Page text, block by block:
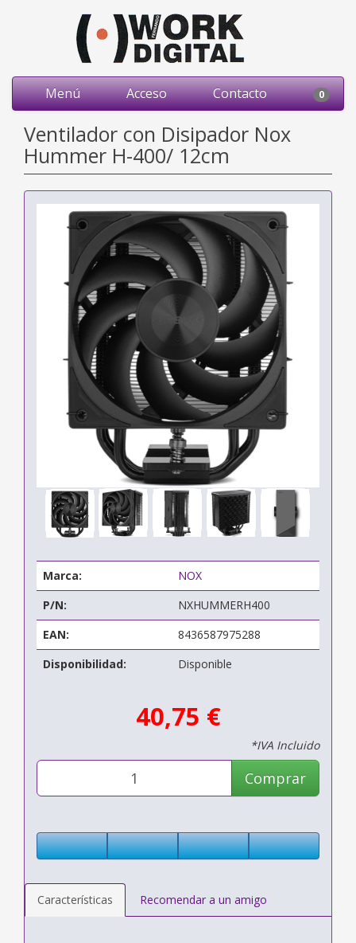
Menú Acceso Contacto 0
Ventilador con Disipador Nox
Hummer H-400/ 12cm
Marca:
NOX
P/N:
NXHUMMERH400
EAN:
8436587975288
Disponibilidad:
Disponible
40,75 €
*IVA Incluido
Comprar
Características Recomendar a un amigo